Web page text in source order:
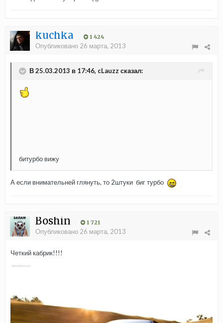
kuchka 1 424
Опубликовано 26 марта, 2013
В 25.03.2013 в 17:46, cLauzz сказал:
битурбо вижу
А если внимательней глянуть, то 2штуки биг турбо
Boshin 1 721
Опубликовано 26 марта, 2013
Четкий кабрик!!!!